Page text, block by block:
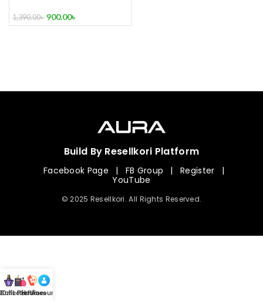
1,390.00৳ 900.00৳
Build By Resellkori Platform
Facebook Page | FB Group | Register
|
YouTube
© 2025 Resellkori. All Rights Reserved.
mL Perfumes
Hotline
Account